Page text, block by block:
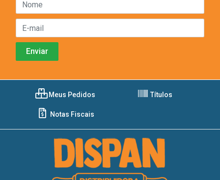
Meus Pedidos Títulos
Notas Fiscais